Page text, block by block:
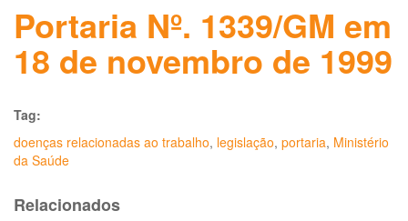
Portaria Nº. 1339/GM em
18 de novembro de 1999
Tag:
doenças relacionadas ao trabalho, legislação, portaria, Ministério
da Saúde
Relacionados